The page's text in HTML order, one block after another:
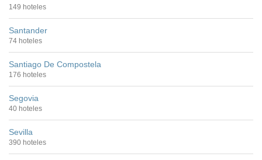
149 hoteles
Santander
74 hoteles
Santiago De Compostela
176 hoteles
Segovia
40 hoteles
Sevilla
390 hoteles